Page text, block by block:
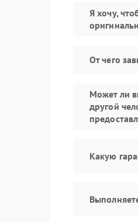
Я хочу,
От чего
Может ли
другой
Какую